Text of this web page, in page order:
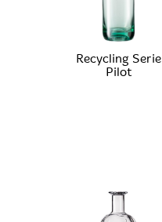
Recycling Serie
Pilot